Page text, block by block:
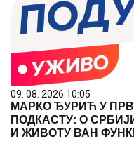
09. 08. 2026 10:05
МАРКО ЂУРИЋ У
ПОДКАСТУ: О
И ЖИВОТУ ВАН